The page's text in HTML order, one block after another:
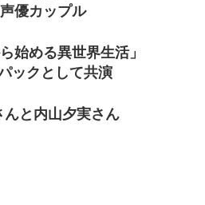
優カップル
始める異世界生活」
ックとして共演
んと内山夕実さん